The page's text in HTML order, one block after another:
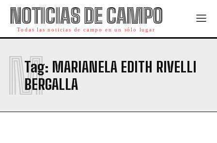
NOTICIAS DE CAMPO
Todas las noticias de campo en un sólo lugar
Tag: MARIANELA EDITH RIVELLI
BERGALLA
M